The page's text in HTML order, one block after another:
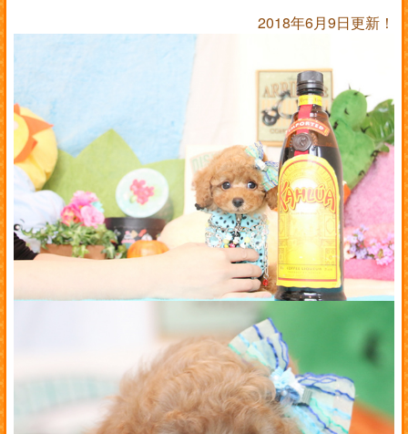
2018年6月9日更新！